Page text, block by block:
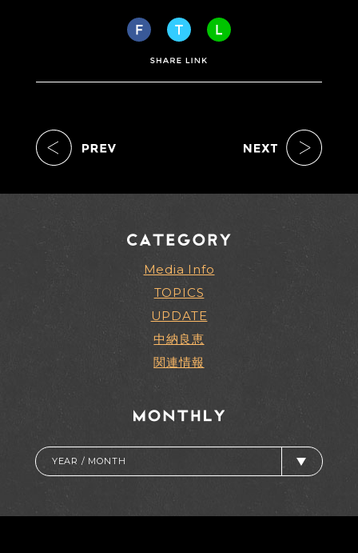
Media Info
TOPICS
UPDATE
中納良恵
関連情報
YEAR / MONTH